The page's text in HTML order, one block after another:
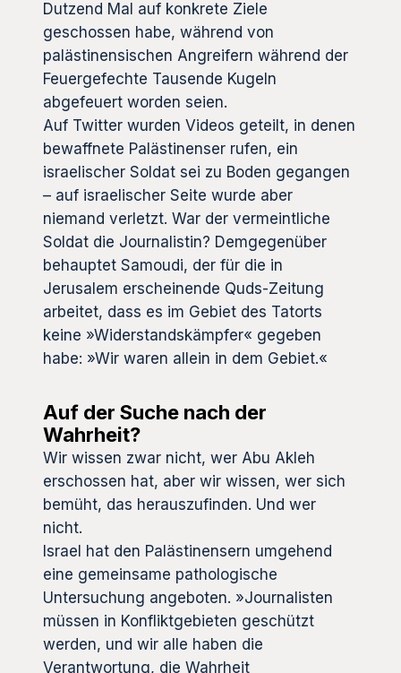
Dutzend Mal auf konkrete Ziele
geschossen habe, während von
palästinensischen Angreifern während der
Feuergefechte Tausende Kugeln
abgefeuert worden seien.
Auf Twitter wurden Videos geteilt, in denen
bewaffnete Palästinenser rufen, ein
israelischer Soldat sei zu Boden gegangen
– auf israelischer Seite wurde aber
niemand verletzt. War der vermeintliche
Soldat die Journalistin? Demgegenüber
behauptet Samoudi, der für die in
Jerusalem erscheinende Quds-Zeitung
arbeitet, dass es im Gebiet des Tatorts
keine »Widerstandskämpfer« gegeben
habe: »Wir waren allein in dem Gebiet.«
Auf der Suche nach der
Wahrheit?
Wir wissen zwar nicht, wer Abu Akleh
erschossen hat, aber wir wissen, wer sich
bemüht, das herauszufinden. Und wer
nicht.
Israel hat den Palästinensern umgehend
eine gemeinsame pathologische
Untersuchung angeboten. »Journalisten
müssen in Konfliktgebieten geschützt
werden, und wir alle haben die
Verantwortung, die Wahrheit